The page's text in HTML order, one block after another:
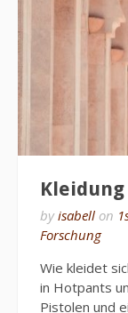
byisabell on
Forschung
Wie kleidet
in Hotpants
Pistolen und